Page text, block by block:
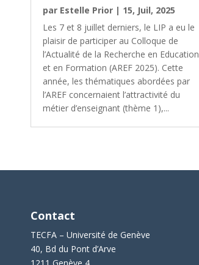
par Estelle Prior | 15, Juil, 2025
Les 7 et 8 juillet derniers, le LIP a eu le
plaisir de participer au Colloque de
l’Actualité de la Recherche en Education
et en Formation (AREF 2025). Cette
année, les thématiques abordées par
l’AREF concernaient l’attractivité du
métier d’enseignant (thème 1),...
Contact
TECFA – Université de Genève
40, Bd du Pont d’Arve
1211 Genève 4